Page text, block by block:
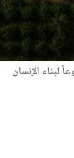
لبناء الإنسان